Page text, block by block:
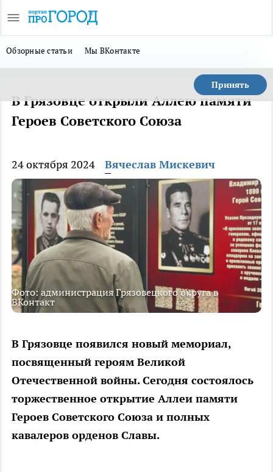
Обзорные статьи Мы ВКонтакте
Принять
В Грязовце открыли Аллею памяти
Героев Советского Союза
24 октября 2024 Вячеслав Мискевич
Фото: администрация Грязовецкого округа в
ВКонтакт
В Грязовце появился новый мемориал,
посвященный героям Великой
Отечественной войны. Сегодня состоялось
торжественное открытие Аллеи памяти
Героев Советского Союза и полных
кавалеров орденов Славы.